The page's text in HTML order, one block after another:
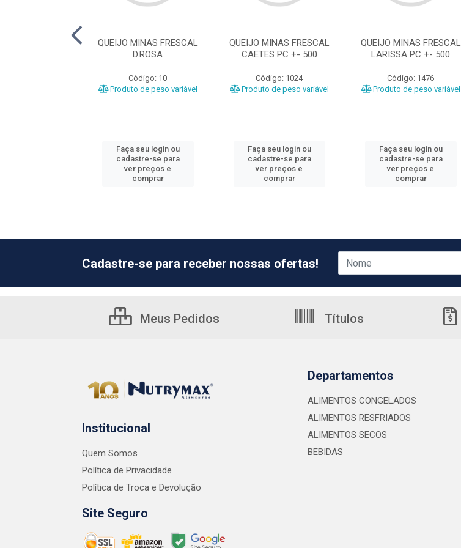
QUEIJO MINAS FRESCAL
D.ROSA
Código: 10
Produto de peso variável
Faça seu login ou
cadastre-se para
ver preços e
comprar
QUEIJO MINAS FRESCAL
CAETES PC +- 500
Código: 1024
Produto de peso variável
Faça seu login ou
cadastre-se para
ver preços e
comprar
QUEIJO MINAS FRESCAL
LARISSA PC +- 500
Código: 1476
Produto de peso variável
Faça seu login ou
cadastre-se para
ver preços e
comprar
Cadastre-se para receber nossas ofertas!
Meus Pedidos Títulos
Institucional
Quem Somos
Política de Privacidade
Política de Troca e Devolução
Site Seguro
Departamentos
ALIMENTOS CONGELADOS
ALIMENTOS RESFRIADOS
ALIMENTOS SECOS
BEBIDAS